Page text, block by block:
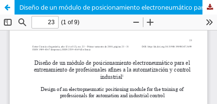
Diseño de un módulo de posicionamiento electroneumático para el entrenamiento de profesionales afines a la automatización y control industrial